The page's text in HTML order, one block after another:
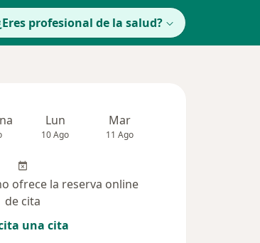
profesional de la salud?
Lun
10 Ago
Mar
11 Ago
ofrece la reserva online
de cita
una cita